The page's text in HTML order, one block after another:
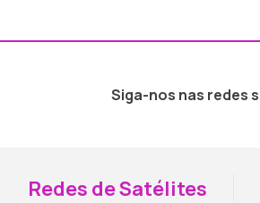
Siga-nos nas redes
Redes de Satélites